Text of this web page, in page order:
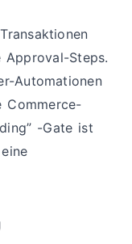
Approval-Steps.
Automationen
Commerce-
-Gate ist